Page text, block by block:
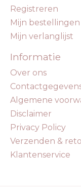
Registreren
Mijn bestellingen
Mijn verlanglijst
Informatie
Over ons
Algemene
Disclaimer
Privacy Policy
Verzenden &
Klantenservice